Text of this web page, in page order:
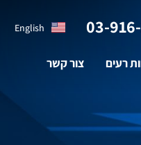
03-
English
רעים צור קשר